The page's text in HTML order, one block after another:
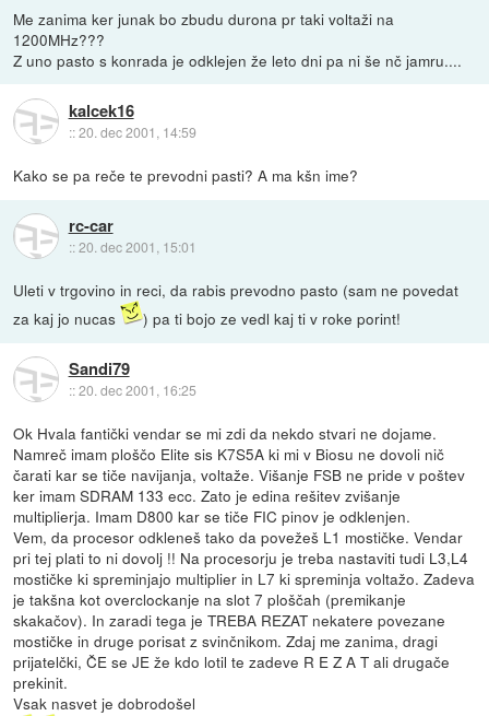
Me zanima ker junak bo zbudu durona pr taki voltaži na
1200MHz???
Z uno pasto s konrada je odklejen že leto dni pa ni še nč jamru....
kalcek16
::20. dec 2001, 14:59
Kako se pa reče te prevodni pasti? A ma kšn ime?
rc-car
::20. dec 2001, 15:01
Uleti v trgovino in reci, da rabis prevodno pasto (sam ne povedat
za kaj jo nucas
) pa ti bojo ze vedl kaj ti v roke porint!
Sandi79
::20. dec 2001, 16:25
Ok Hvala fantički vendar se mi zdi da nekdo stvari ne dojame.
Namreč imam ploščo Elite sis K7S5A ki mi v Biosu ne dovoli nič
čarati kar se tiče navijanja, voltaže. Višanje FSB ne pride v poštev
ker imam SDRAM 133 ecc. Zato je edina rešitev zvišanje
multiplierja. Imam D800 kar se tiče FIC pinov je odklenjen.
Vem, da procesor odkleneš tako da povežeš L1 mostičke. Vendar
pri tej plati to ni dovolj !! Na procesorju je treba nastaviti tudi L3,L4
mostičke ki spreminjajo multiplier in L7 ki spreminja voltažo. Zadeva
je takšna kot overclockanje na slot 7 ploščah (premikanje
skakačov). In zaradi tega je TREBA REZAT nekatere povezane
mostičke in druge porisat z svinčnikom. Zdaj me zanima, dragi
prijatelčki, ČE se JE že kdo lotil te zadeve R E Z A T ali drugače
prekinit.
Vsak nasvet je dobrodošel